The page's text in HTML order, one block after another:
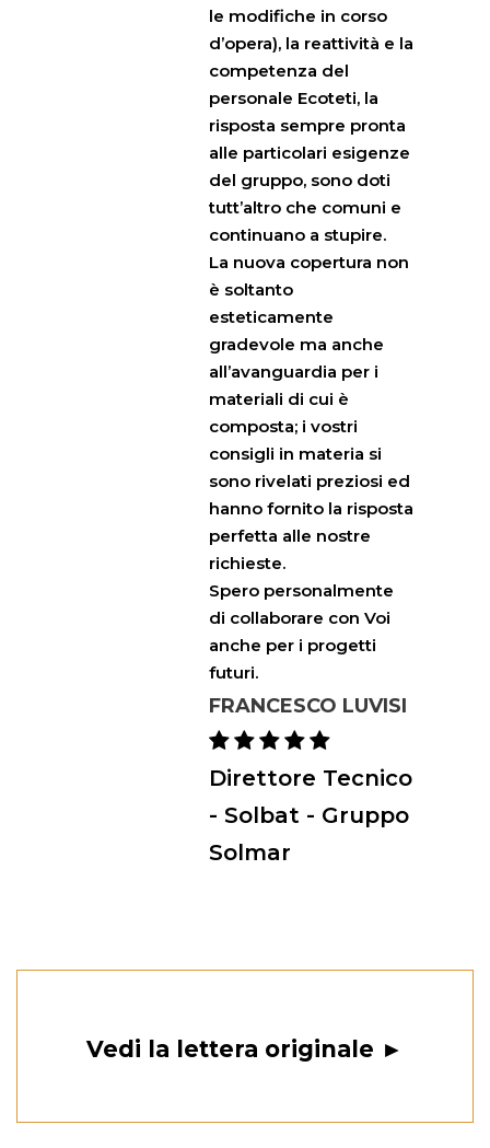
le modifiche in corso
d’opera), la reattività e la
competenza del
personale Ecoteti, la
risposta sempre pronta
alle particolari esigenze
del gruppo, sono doti
tutt’altro che comuni e
continuano a stupire.
La nuova copertura non
è soltanto
esteticamente
gradevole ma anche
all’avanguardia per i
materiali di cui è
composta; i vostri
consigli in materia si
sono rivelati preziosi ed
hanno fornito la risposta
perfetta alle nostre
richieste.
Spero personalmente
di collaborare con Voi
anche per i progetti
futuri.
FRANCESCO LUVISI
Direttore Tecnico
- Solbat - Gruppo
Solmar
Vedi la lettera originale ►